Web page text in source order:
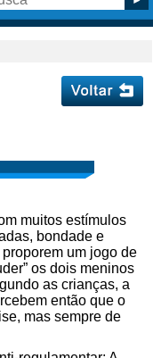
muitos estímulos
bondade e
um jogo de
os dois meninos
as crianças, a
então que o
mas sempre de